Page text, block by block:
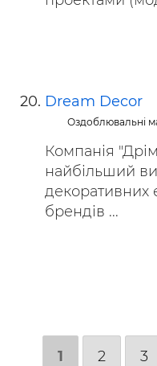
Dream Decor
Оздоблювальні
Компанія
найбільший
декоративних
брендів ...
1 2 3